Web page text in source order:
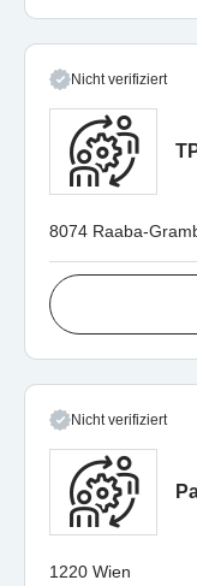
Nicht verifiziert
8074 Raaba-
Nicht verifiziert
1220 Wien